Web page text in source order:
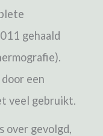
gehaald
een
veel gebruikt.
over gevolgd,